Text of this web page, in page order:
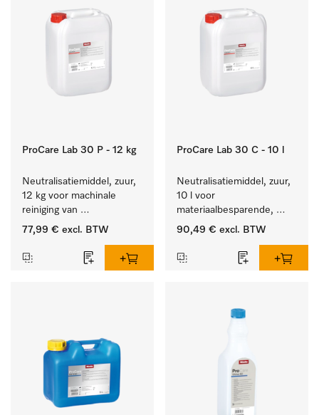
ProCare Lab 30 P - 12 kg
Neutralisatiemiddel, zuur,
12 kg voor machinale
reiniging van
laboratoriumglaswerk en -
77,99 € excl. BTW
ProCare Lab 30 C - 10 l
Neutralisatiemiddel, zuur,
10 l voor
materiaalbesparende,
machinale reiniging van
gerei.
90,49 € excl. BTW